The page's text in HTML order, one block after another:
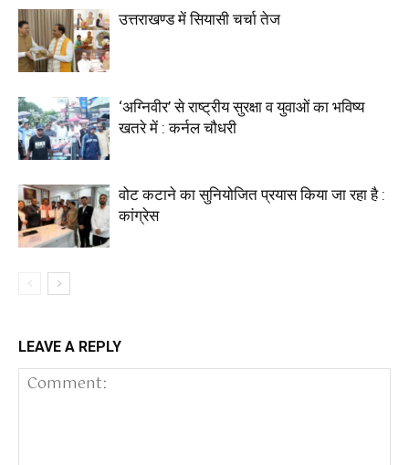
उत्तराखण्ड में सियासी चर्चा तेज
‘अग्निवीर’ से राष्ट्रीय सुरक्षा व युवाओं का भविष्य
खतरे में : कर्नल चौधरी
वोट कटाने का सुनियोजित प्रयास किया जा रहा है :
कांग्रेस
LEAVE A REPLY